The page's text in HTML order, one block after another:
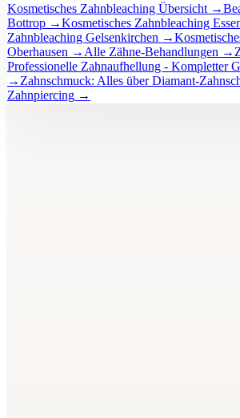
Kosmetisches Zahnbleaching Übersicht →
Bottrop →Kosmetisches Zahnbleaching
Zahnbleaching Gelsenkirchen →
Oberhausen → Alle Zähne-Behandlungen →
Professionelle Zahnaufhellung - Kompletter
→ Zahnschmuck: Alles über Diamant-
Zahnpiercing →